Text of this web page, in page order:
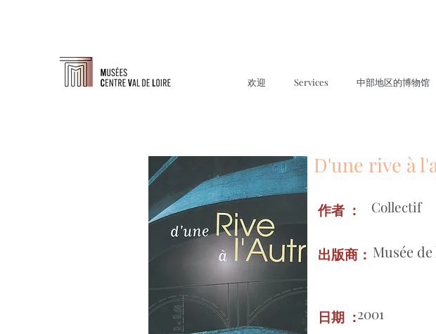
欢迎 Services 中部地区的博物馆
D'une rive à
作者 ： Collectif
Musée
出版商：
2001
日期 ：